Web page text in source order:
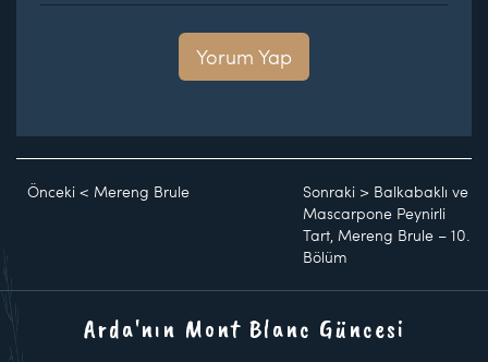
Yorum Yap
Önceki < Mereng Brule Sonraki > Balkabaklı ve
Mascarpone Peynirli
Tart, Mereng Brule – 10.
Bölüm
Arda'nın Mont Blanc Güncesi